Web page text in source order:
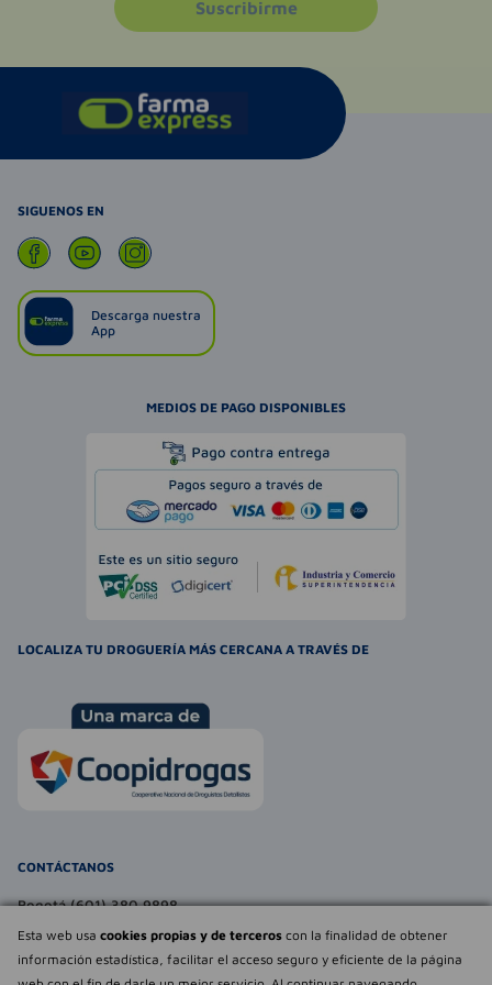
Esta web usa cookies propias y de terceros con la finalidad de obtener
información estadística, facilitar el acceso seguro y eficiente de la página
Suscribirme
SIGUENOS EN
Descarga nuestra
App
MEDIOS DE PAGO DISPONIBLES
LOCALIZA TU DROGUERÍA MÁS CERCANA A TRAVÉS DE
CONTÁCTANOS
Bogotá (601) 380 9898
atencionalcliente@farmaexpress.com
TE PUEDE INTERESAR